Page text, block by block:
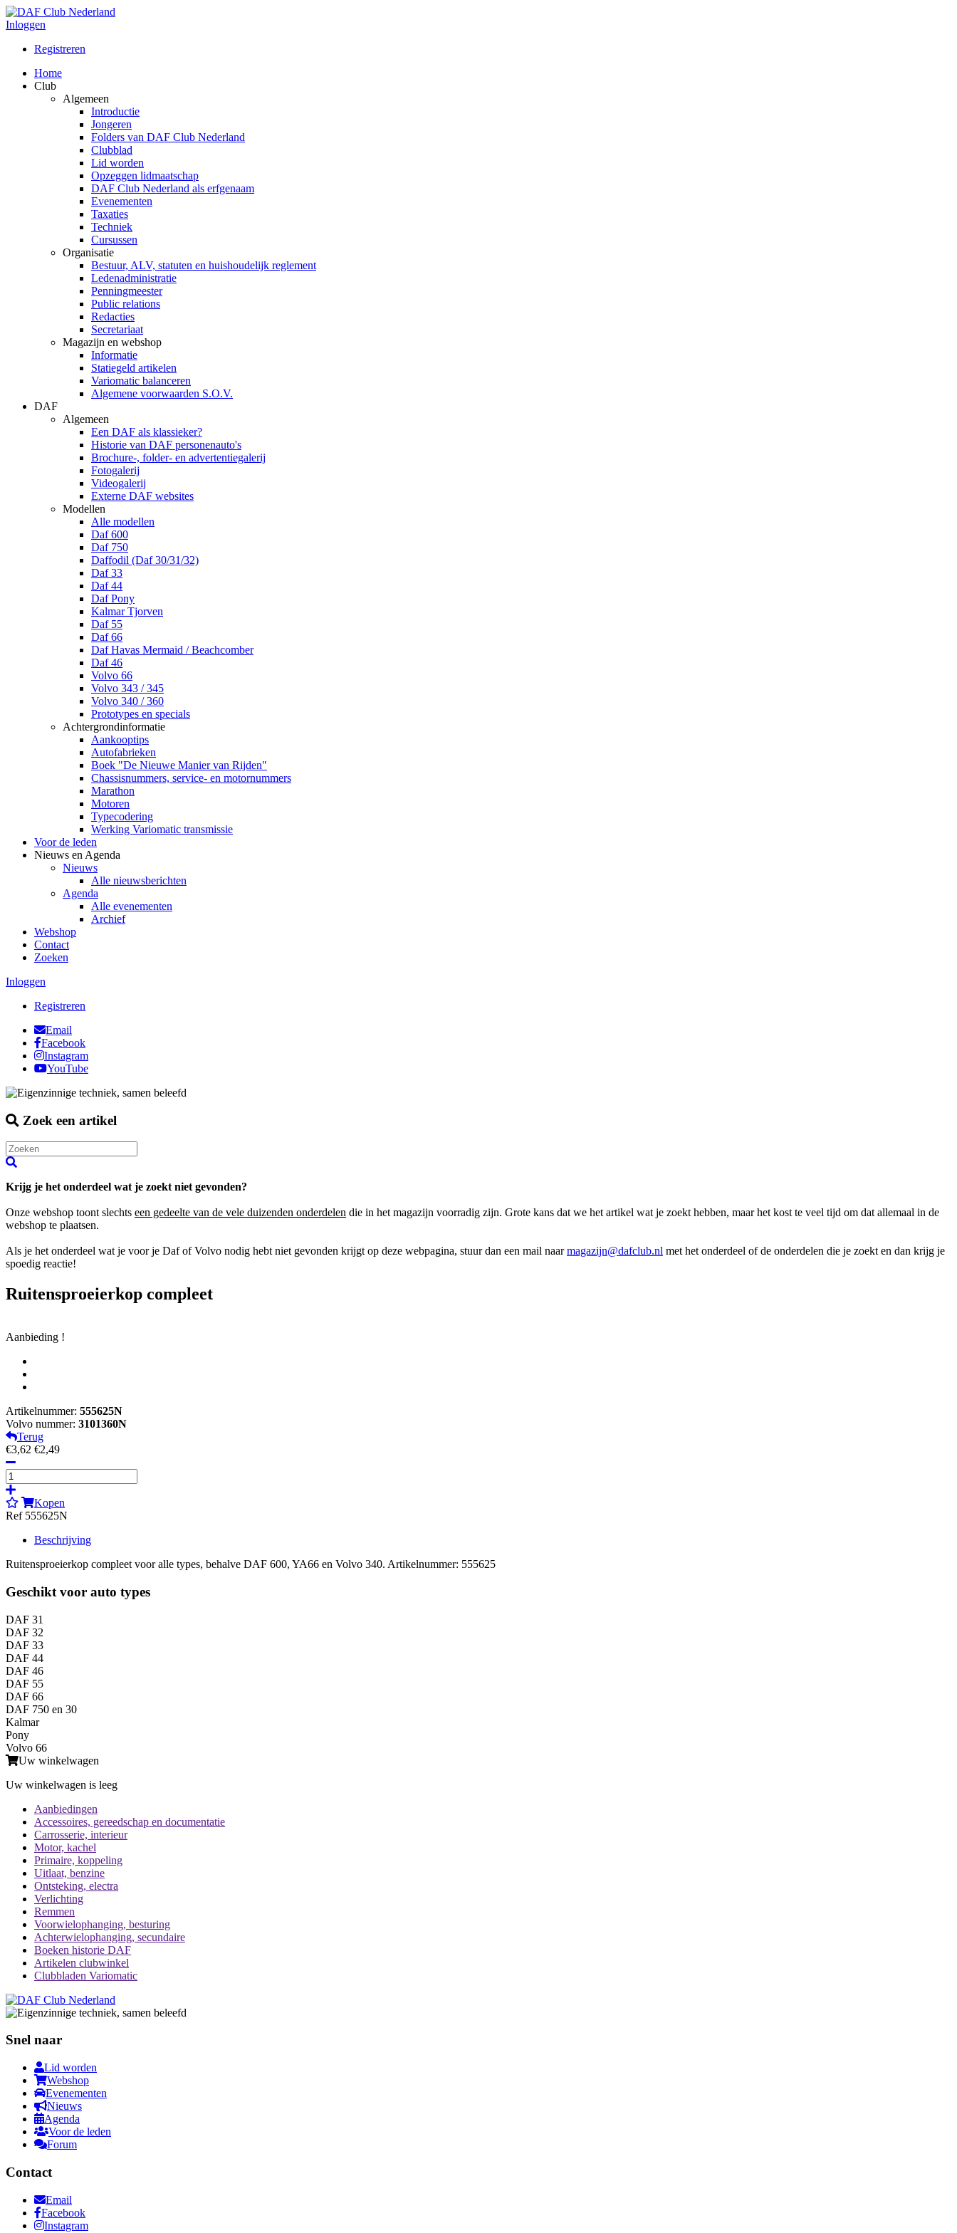
Inloggen
Registreren
Home
Club
Algemeen
Introductie
Jongeren
Folders van DAF Club Nederland
Clubblad
Lid worden
Opzeggen lidmaatschap
DAF Club Nederland als erfgenaam
Evenementen
Taxaties
Techniek
Cursussen
Organisatie
Bestuur, ALV, statuten en huishoudelijk reglement
Ledenadministratie
Penningmeester
Public relations
Redacties
Secretariaat
Magazijn en webshop
Informatie
Statiegeld artikelen
Variomatic balanceren
Algemene voorwaarden S.O.V.
DAF
Algemeen
Een DAF als klassieker?
Historie van DAF personenauto's
Brochure-, folder- en advertentiegalerij
Fotogalerij
Videogalerij
Externe DAF websites
Modellen
Alle modellen
Daf 600
Daf 750
Daffodil (Daf 30/31/32)
Daf 33
Daf 44
Daf Pony
Kalmar Tjorven
Daf 55
Daf 66
Daf Havas Mermaid / Beachcomber
Daf 46
Volvo 66
Volvo 343 / 345
Volvo 340 / 360
Prototypes en specials
Achtergrondinformatie
Aankooptips
Autofabrieken
Boek "De Nieuwe Manier van Rijden"
Chassisnummers, service- en motornummers
Marathon
Motoren
Typecodering
Werking Variomatic transmissie
Voor de leden
Nieuws en Agenda
Nieuws
Alle nieuwsberichten
Agenda
Alle evenementen
Archief
Webshop
Contact
Zoeken
Inloggen
Registreren
Email
Facebook
Instagram
YouTube
Zoek een artikel
Krijg je het onderdeel wat je zoekt niet gevonden?
Onze webshop toont slechts een gedeelte van de vele duizenden onderdelen die in het magazijn voorradig zijn. Grote kans dat we het artikel wat je zoekt hebben, maar het kost te veel tijd om dat allemaal in de
webshop te plaatsen.
Als je het onderdeel wat je voor je Daf of Volvo nodig hebt niet gevonden krijgt op deze webpagina, stuur dan een mail naarmagazijn@dafclub.nl met het onderdeel of de onderdelen die je zoekt en dan krijg je
spoedig reactie!
Ruitensproeierkop compleet
Aanbieding !
Artikelnummer: 555625N
Volvo nummer: 3101360N
Terug
€3,62 €2,49
Kopen
Ref 555625N
Beschrijving
Ruitensproeierkop compleet voor alle types, behalve DAF 600, YA66 en Volvo 340. Artikelnummer: 555625
Geschikt voor auto types
DAF 31
DAF 32
DAF 33
DAF 44
DAF 46
DAF 55
DAF 66
DAF 750 en 30
Kalmar
Pony
Volvo 66
Uw winkelwagen
Uw winkelwagen is leeg
Aanbiedingen
Accessoires, gereedschap en documentatie
Carrosserie, interieur
Motor, kachel
Primaire, koppeling
Uitlaat, benzine
Ontsteking, electra
Verlichting
Remmen
Voorwielophanging, besturing
Achterwielophanging, secundaire
Boeken historie DAF
Artikelen clubwinkel
Clubbladen Variomatic
Snel naar
Lid worden
Webshop
Evenementen
Nieuws
Agenda
Voor de leden
Forum
Contact
Email
Facebook
Instagram